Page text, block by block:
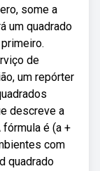
some a
um quadrado
de
um repórter
descreve a
fórmula é (a +
com
quadrado